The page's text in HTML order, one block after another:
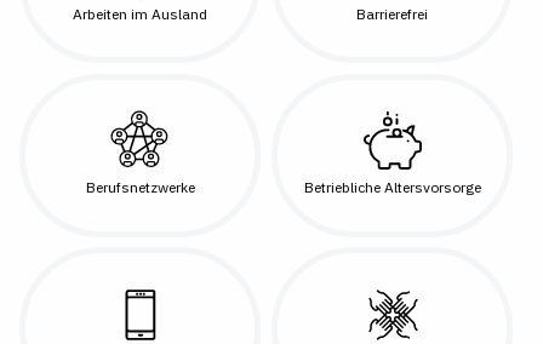
Arbeiten im Ausland Barrierefrei
Berufsnetzwerke Betriebliche Altersvorsorge